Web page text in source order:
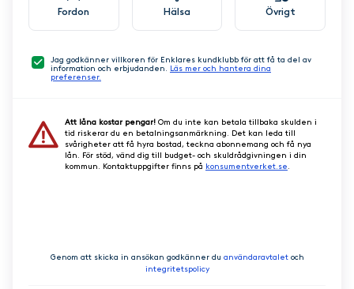
Fordon Hälsa Övrigt
Jag godkänner villkoren för Enklares kundklubb för att få ta del av
information och erbjudanden. Läs mer och hantera dina
preferenser.
Att låna kostar pengar! Om du inte kan betala tillbaka skulden i
tid riskerar du en betalningsanmärkning. Det kan leda till
svårigheter att få hyra bostad, teckna abonnemang och få nya
lån. För stöd, vänd dig till budget- och skuldrådgivningen i din
kommun. Kontaktuppgifter finns på konsumentverket.se.
Genom att skicka in ansökan godkänner du användaravtaletoch
integritetspolicy